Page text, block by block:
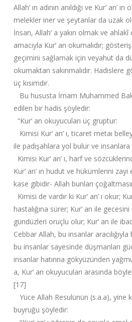
Allah’ ın adının anıldığı ve Kur’ an’
melekler iner ve şeytanlar da uzak
İnsan, Allah’ a yakın olmak ve
amacıyla Kur’ an okumalıdır;
geçimini sağlamak için veyahut da
okumaktan sakınmalıdır. Hadislere
üç kısımdır.
Bu hususta İmam Muhammed
edilen bir hadis şöyledir:
“Kur’ an okuyucuları üç gruptur:
Kimisi Kur’ an’ ı, ticaret metaı
ile padişahlara yol bulur ve insanlara
Kimisi Kur’ an’ ı, harf ve
Kur’ an’ ın hudut ve hükümlerini
kase gibidir- Allah bunları
Kimisi de vardır ki Kur’ an’ ı okur;
hastalığına sürer; Kur’ an ile
gündüzleri oruçlu olur; Kur’ an ile
Cebbar Allah, bu insanlar
bu insanlar sayesinde düşmanları
insanlar hatırına gökyüzünden
a, Kur’ an okuyucuları arasında
[17]
Yüce Allah Resulünün (s.a.a), yine
buyruğu şöyledir: